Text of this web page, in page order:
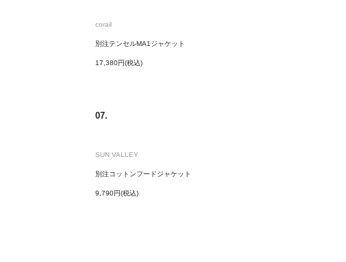
corail
別注テンセルMA1ジャケット
17,380円(税込)
07.
SUN VALLEY
別注コットンフードジャケット
9,790円(税込)